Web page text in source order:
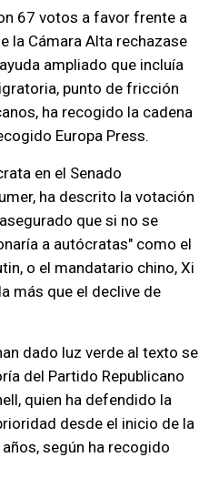
67 votos a favor frente a
la Cámara Alta rechazase
ampliado que incluía
punto de fricción
ha recogido la cadena
Europa Press.
en el Senado
ha descrito la votación
que si no se
a autócratas" como el
o el mandatario chino, Xi
más que el declive de
dado luz verde al texto se
del Partido Republicano
quien ha defendido la
desde el inicio de la
según ha recogido